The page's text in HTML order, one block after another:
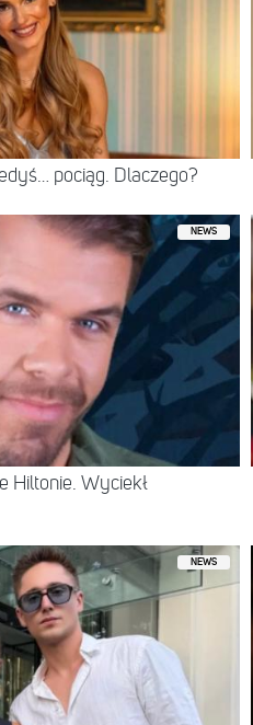
pociąg. Dlaczego?
NEWS
Hiltonie. Wyciekł
NEWS